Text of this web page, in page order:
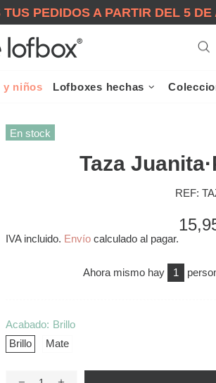
PEDIDOS A PARTIR DEL 5 DE
y niños Lofboxes hechas
En stock
Taza
REF:
IVA incluido. Envío calculado al pagar.
Ahora mismo hay 1
Acabado: Brillo
Brillo
Mate